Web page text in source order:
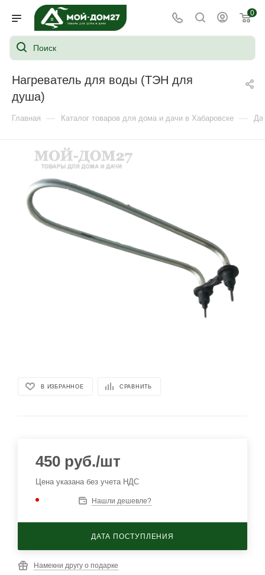
0
Нагреватель для воды (ТЭН для
душа)
Главная — Каталог товаров для дома и дачи в Хабаровске —
В ИЗБРАННОЕ СРАВНИТЬ
450 руб./шт
Цена указана без учета НДС
Нашли дешевле?
ДАТА ПОСТУПЛЕНИЯ
Намекни другу о подарке